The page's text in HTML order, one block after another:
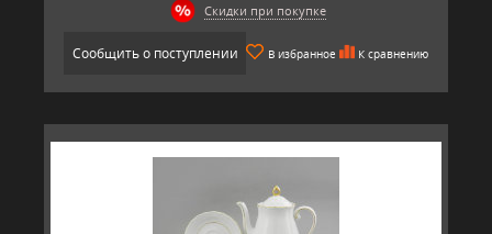
Скидки при покупке
Сообщить о поступлении В избранное К сравнению